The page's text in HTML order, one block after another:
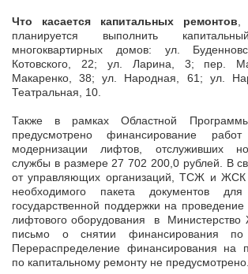
Что касается капитальных ремонтов
планируется выполнить
многоквартирных домов: ул.
Котовского, 22; ул. Ларина, 3; пер.
Макаренко, 38; ул. Народная, 61; ул.
Театральная, 10.
Также в рамках Областной
предусмотрено финансирование
модернизации лифтов, отслуживших
службы в размере 27 702 200,0 рублей. В
от управляющих организаций, ТСЖ и ЖСК
необходимого пакета документов для
государственной поддержки на
лифтового оборудования в
письмо о снятии финансирования по
Перераспределение финансирования на
по капитальному ремонту не предусмотрено.